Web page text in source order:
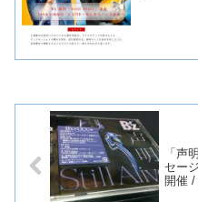
「声
セー
開催 /